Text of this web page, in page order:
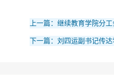
上一篇：继续教育学院分
下一篇：刘四运副书记传